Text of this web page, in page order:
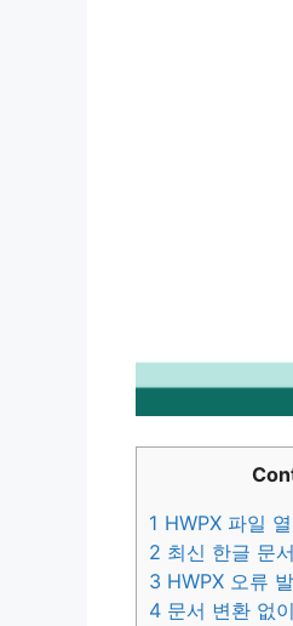
1 HWPX 파일
2 최신 한글 문
3 HWPX 오류
4 문서 변환 없